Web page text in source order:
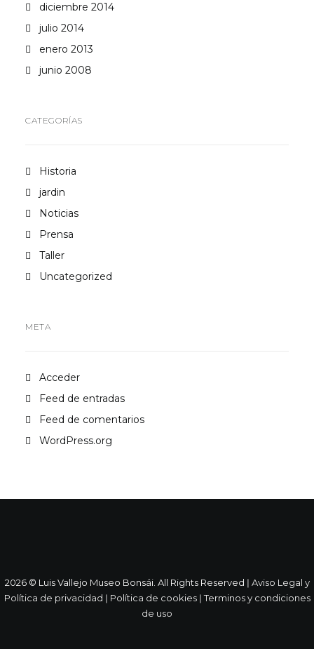
diciembre 2014
julio 2014
enero 2013
junio 2008
CATEGORÍAS
Historia
jardin
Noticias
Prensa
Taller
Uncategorized
META
Acceder
Feed de entradas
Feed de comentarios
WordPress.org
2026 © Luis Vallejo Museo Bonsái. All Rights Reserved ǀ Aviso Legal y
Política de privacidad ǀ Política de cookiesǀTerminos y condiciones
de uso